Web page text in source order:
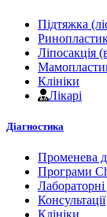
Підтяжка
Ліпосакція
Клініки
Лікарі
Діагностика
Променева
Програми
Консультації
Клініки